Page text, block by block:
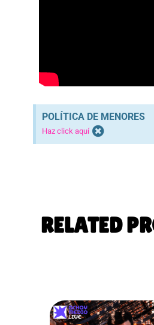
POLÍTICA DE MENORES
Haz click aquí
RELATED